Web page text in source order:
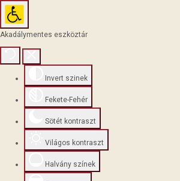
Akadálymentes eszköztár
Invert szinek
Fekete-Fehér
Sötét kontraszt
Világos kontraszt
Halvány színek